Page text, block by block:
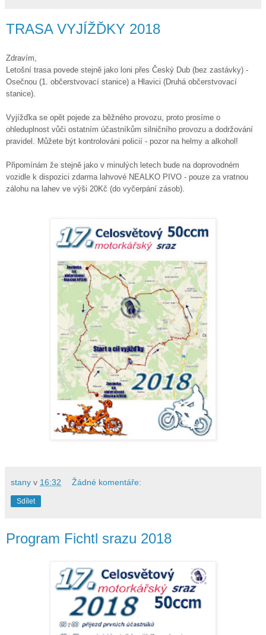
TRASA VYJÍŽĎKY 2018
Zdravím,
Letošní trasa povede stejně jako loni přes Český Dub (bez zastávky) -
Osečnou (1. občerstvovací stanice) a Hlavici (Druhá občerstvovací
stanice).
Vyjížďka se opět pojede za běžného provozu, proto prosíme o
ohleduplnost vůči ostatním účastníkům silničního provozu a dodržování
pravidel. Můžete být kontrolováni policií - pozor na helmy a alkohol!
Připomínám že stejně jako v minulých letech bude na doprovodném
vozidle k dispozici zdarma lahvové NEALKO PIVO - pouze za vratnou
zálohu na lahev ve výši 20Kč (do vyčerpání zásob).
stany v 16:32 Žádné komentáře:
Sdílet
Program Fichtl srazu 2018